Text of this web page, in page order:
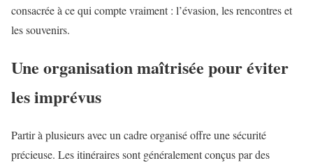
consacrée à ce qui compte vraiment : l’évasion, les rencontres et
les souvenirs.
Une organisation maîtrisée pour éviter
les imprévus
Partir à plusieurs avec un cadre organisé offre une sécurité
précieuse. Les itinéraires sont généralement conçus par des